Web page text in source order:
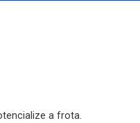
a frota.